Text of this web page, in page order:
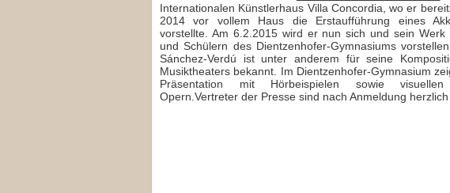
Internationalen Künstlerhaus Villa Concordia, wo er
2014 vor vollem Haus die Erstaufführung eines
vorstellte. Am 6.2.2015 wird er nun sich und sein Werk
und Schülern des Dientzenhofer-Gymnasiums
Sánchez-Verdú ist unter anderem für seine
Musiktheaters bekannt. Im Dientzenhofer-Gymnasium
Präsentation mit Hörbeispielen sowie
Opern.Vertreter der Presse sind nach Anmeldung herzlich